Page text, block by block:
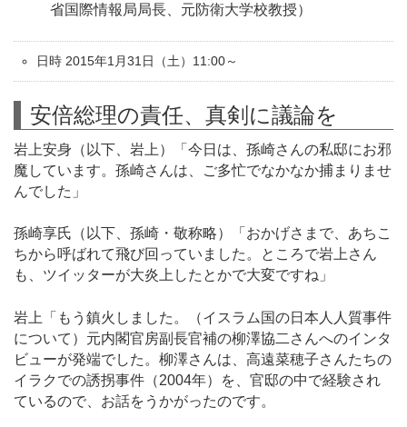
省国際情報局局長、元防衛大学校教授）
日時 2015年1月31日（土）11:00～
安倍総理の責任、真剣に議論を
岩上安身（以下、岩上）「今日は、孫崎さんの私邸にお邪
魔しています。孫崎さんは、ご多忙でなかなか捕まりませ
んでした」
孫崎享氏（以下、孫崎・敬称略）「おかげさまで、あちこ
ちから呼ばれて飛び回っていました。ところで岩上さん
も、ツイッターが大炎上したとかで大変ですね」
岩上「もう鎮火しました。（イスラム国の日本人人質事件
について）元内閣官房副長官補の柳澤協二さんへのインタ
ビューが発端でした。柳澤さんは、高遠菜穂子さんたちの
イラクでの誘拐事件（2004年）を、官邸の中で経験され
ているので、お話をうかがったのです。